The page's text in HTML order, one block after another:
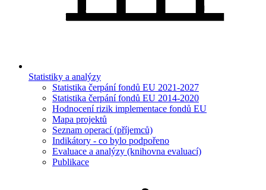
Statistiky a analýzy
Statistika čerpání fondů EU 2021-2027
Statistika čerpání fondů EU 2014-2020
Hodnocení rizik implementace fondů EU
Mapa projektů
Seznam operací (příjemců)
Indikátory - co bylo podpořeno
Evaluace a analýzy (knihovna evaluací)
Publikace